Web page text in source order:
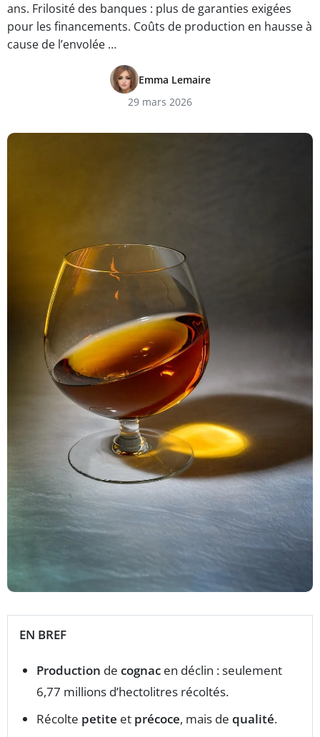
ans. Frilosité des banques : plus de garanties exigées
pour les financements. Coûts de production en hausse à
cause de l’envolée …
Emma Lemaire
29 mars 2026
EN BREF
Production de cognac en déclin : seulement
6,77 millions d’hectolitres récoltés.
Récolte petite et précoce, mais de qualité.